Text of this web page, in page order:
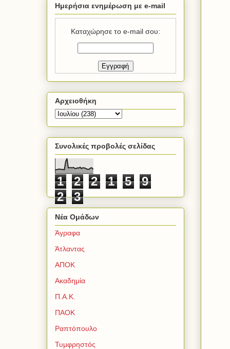
Ημερήσια ενημέρωση με e-mail
Καταχώρησε το e-mail σου:
Αρχειοθήκη
Συνολικές προβολές σελίδας
1 2 2 1 5
9
2
3
Νέα Ομάδων
Άγραφα
Άτλαντας
ΑΠΟΚ
Ακαδημία
Π.Α.Κ.
ΠΑΟΚ
Ραπτόπουλο
Τυμφρηστός